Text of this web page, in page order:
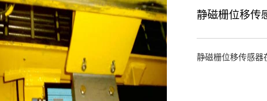
静磁栅位移传
静磁栅位移传感器